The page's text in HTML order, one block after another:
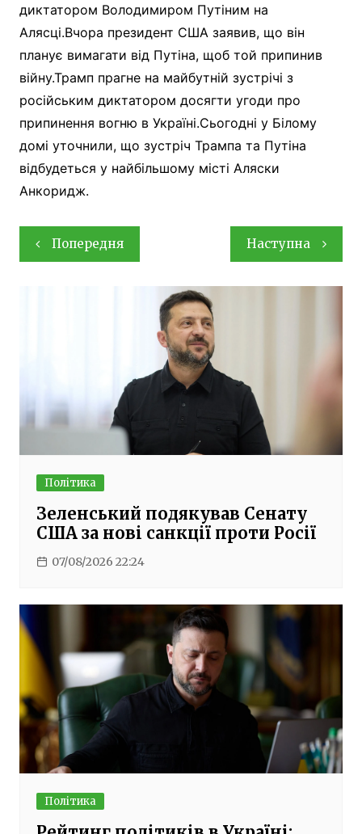
диктатором Володимиром Путіним на
Алясці.Вчора президент США заявив, що він
планує вимагати від Путіна, щоб той припинив
війну.Трамп прагне на майбутній зустрічі з
російським диктатором досягти угоди про
припинення вогню в Україні.Сьогодні у Білому
домі уточнили, що зустріч Трампа та Путіна
відбудеться у найбільшому місті Аляски
Анкоридж.
Навігація
записів
Попередня Наступна
Політика
Зеленський подякував Сенату
США за нові санкції проти Росії
07/08/2026 22:24
Політика